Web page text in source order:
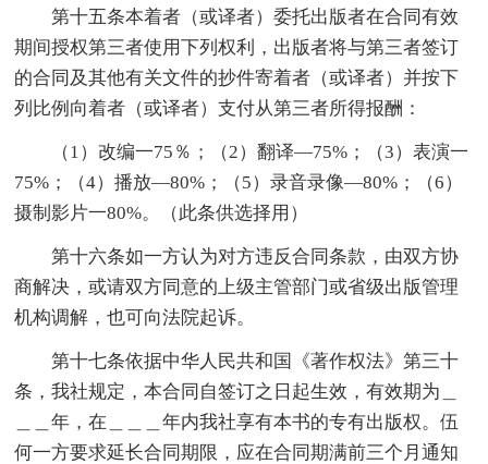
第十五条本着者（或译者）委托出版者在合同有效
期间授权第三者使用下列权利，出版者将与第三者签订
的合同及其他有关文件的抄件寄着者（或译者）并按下
列比例向着者（或译者）支付从第三者所得报酬：
（1）改编一75％；（2）翻译—75%；（3）表演一
75%；（4）播放—80%；（5）录音录像—80%；（6）
摄制影片一80%。（此条供选择用）
第十六条如一方认为对方违反合同条款，由双方协
商解决，或请双方同意的上级主管部门或省级出版管理
机构调解，也可向法院起诉。
第十七条依据中华人民共和国《著作权法》第三十
条，我社规定，本合同自签订之日起生效，有效期为＿
＿＿年，在＿＿＿年内我社享有本书的专有出版权。伍
何一方要求延长合同期限，应在合同期满前三个月通知